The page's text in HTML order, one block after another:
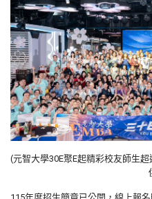
(元智大學30E聚E起精彩校友師生